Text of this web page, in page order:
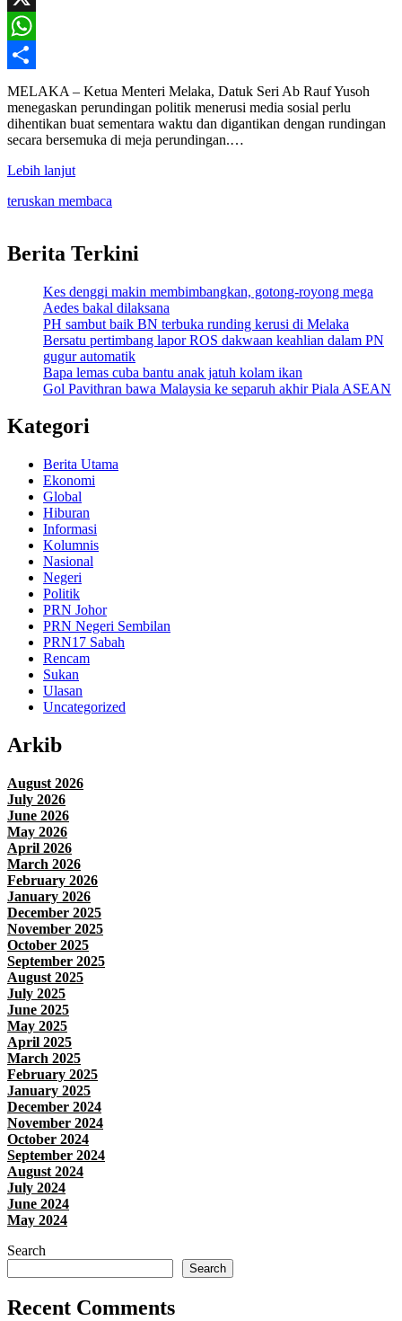
X
WhatsApp
Share
MELAKA – Ketua Menteri Melaka, Datuk Seri Ab Rauf Yusoh
menegaskan perundingan politik menerusi media sosial perlu
dihentikan buat sementara waktu dan digantikan dengan rundingan
secara bersemuka di meja perundingan.…
Lebih lanjut
teruskan membaca
Berita Terkini
Kes denggi makin membimbangkan, gotong-royong mega
Aedes bakal dilaksana
PH sambut baik BN terbuka runding kerusi di Melaka
Bersatu pertimbang lapor ROS dakwaan keahlian dalam PN
gugur automatik
Bapa lemas cuba bantu anak jatuh kolam ikan
Gol Pavithran bawa Malaysia ke separuh akhir Piala ASEAN
Kategori
Berita Utama
Ekonomi
Global
Hiburan
Informasi
Kolumnis
Nasional
Negeri
Politik
PRN Johor
PRN Negeri Sembilan
PRN17 Sabah
Rencam
Sukan
Ulasan
Uncategorized
Arkib
August 2026
July 2026
June 2026
May 2026
April 2026
March 2026
February 2026
January 2026
December 2025
November 2025
October 2025
September 2025
August 2025
July 2025
June 2025
May 2025
April 2025
March 2025
February 2025
January 2025
December 2024
November 2024
October 2024
September 2024
August 2024
July 2024
June 2024
May 2024
Search
Search
Recent Comments